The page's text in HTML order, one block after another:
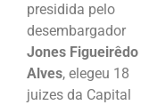
presidida pelo
desembargador
Jones Figueirêdo
Alves, elegeu 18
juizes da Capital